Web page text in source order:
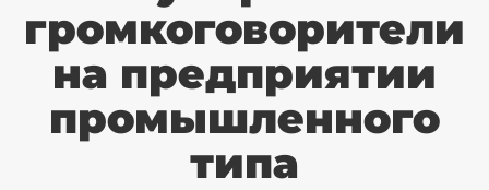
громкоговорители
на предприятии
промышленного
типа